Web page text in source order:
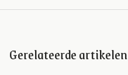
Gerelateerde artikelen